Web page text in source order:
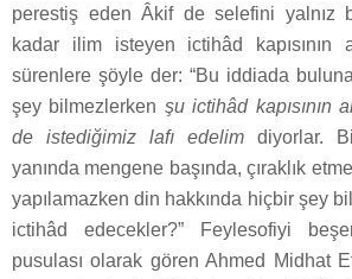
perestiş eden Âkif de selefini yalnız
kadar ilim isteyen ictihâd kapısının
sürenlere şöyle der: “Bu iddiada
şey bilmezlerken şu ictihâd kapısının
de istediğimiz lafı edelimdiyorlar.
yanında mengene başında, çıraklık
yapılamazken din hakkında hiçbir şey
ictihâd edecekler?” Feylesofiyi
pusulası olarak gören Ahmed Midhat